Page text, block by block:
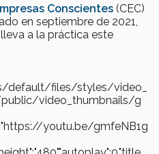
Conscientes (CEC)
en septiembre de 2021,
a la práctica este
default/files/styles/video_
video_thumbnails/g
youtu.be/gmfeNB1g